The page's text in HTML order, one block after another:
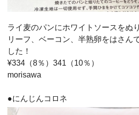
ライ麦のパンにホワイトソースをぬ
リーフ、ベーコン、半熟卵をはさん
した！
¥334（8％）341（10％）
morisawa
●にんじんコロネ